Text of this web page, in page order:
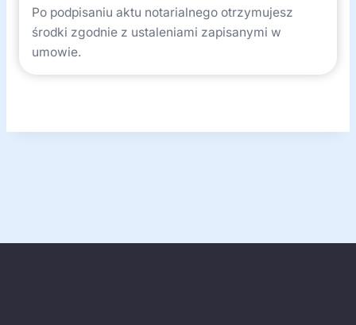
Po podpisaniu aktu notarialnego otrzymujesz
środki zgodnie z ustaleniami zapisanymi w
umowie.